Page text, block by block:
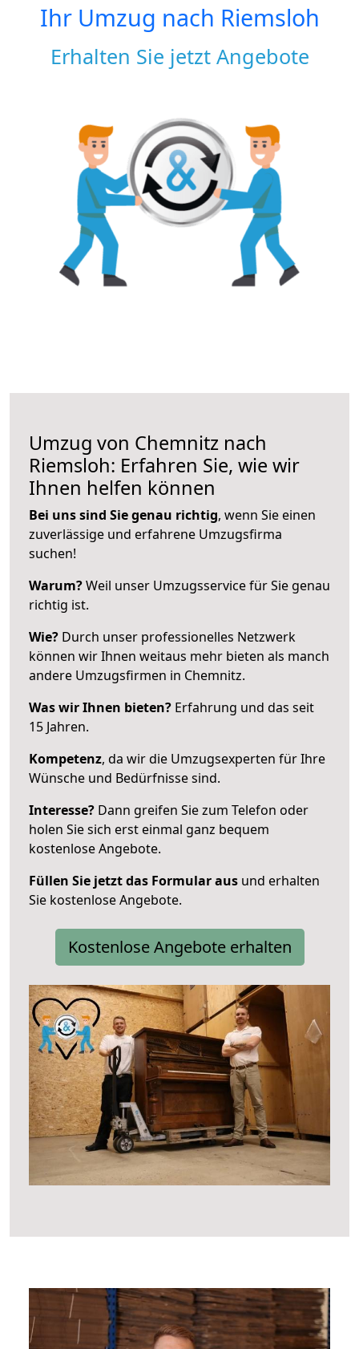
Ihr Umzug nach Riemsloh
Erhalten Sie jetzt Angebote
Umzug von Chemnitz nach
Riemsloh: Erfahren Sie, wie wir
Ihnen helfen können
Bei uns sind Sie genau richtig, wenn Sie einen
zuverlässige und erfahrene Umzugsfirma
suchen!
Warum?Weil unser Umzugsservice für Sie genau
richtig ist.
Wie? Durch unser professionelles Netzwerk
können wir Ihnen weitaus mehr bieten als manch
andere Umzugsfirmen in Chemnitz.
Was wir Ihnen bieten? Erfahrung und das seit
15 Jahren.
Kompetenz, da wir die Umzugsexperten für Ihre
Wünsche und Bedürfnisse sind.
Interesse? Dann greifen Sie zum Telefon oder
holen Sie sich erst einmal ganz bequem
kostenlose Angebote.
Füllen Sie jetzt das Formular aus und erhalten
Sie kostenlose Angebote.
Kostenlose Angebote erhalten